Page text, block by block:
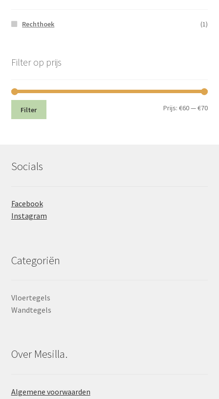
Rechthoek (1)
Filter op prijs
Min.
Filter Prijs:€60—€70
Socials
Facebook
Instagram
Categoriën
Vloertegels
Wandtegels
Over Mesilla.
Algemene voorwaarden